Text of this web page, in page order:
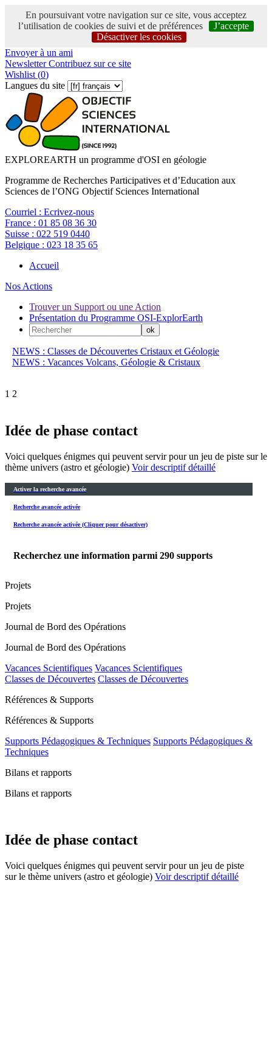
En poursuivant votre navigation sur ce site, vous acceptez
l’utilisation de cookies de suivi et de préférences
J’accepte
Désactiver les cookies
Envoyer à un ami
NewsletterContribuez sur ce site
Wishlist (0)
Langues du site
EXPLOREARTH un programme d'OSI en géologie
Programme de Recherches Participatives et d’Education aux
Sciences de l’ONG Objectif Sciences International
Courriel : Ecrivez-nous
France : 01 85 08 36 30
Suisse : 022 519 0440
Belgique : 023 18 35 65
Accueil
Nos Actions
Trouver un Support ou une Action
Présentation du Programme OSI-ExplorEarth
NEWS : Classes de Découvertes Cristaux et Géologie
NEWS : Vacances Volcans, Géologie & Cristaux
1 2
Idée de phase contact
Voici quelques énigmes qui peuvent servir pour un jeu de piste sur le
thème univers (astro et géologie) Voir descriptif détaillé
Activer la recherche avancée
Recherche avancée activée
Recherche avancée activée (Cliquer pour désactiver)
Recherchez une information parmi 290 supports
Projets
Projets
Journal de Bord des Opérations
Journal de Bord des Opérations
Vacances Scientifiques Vacances Scientifiques
Classes de Découvertes Classes de Découvertes
Références & Supports
Références & Supports
Supports Pédagogiques & Techniques Supports Pédagogiques &
Techniques
Bilans et rapports
Bilans et rapports
Idée de phase contact
Voici quelques énigmes qui peuvent servir pour un jeu de piste
sur le thème univers (astro et géologie) Voir descriptif détaillé